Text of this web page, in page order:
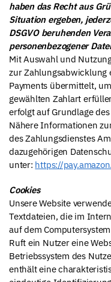
haben das Recht aus
Situation ergeben,
DSGVO beruhenden
personenbezogener
Mit Auswahl und
zur Zahlungsabwicklung
Payments übermittelt,
gewählten Zahlart
erfolgt auf Grundlage
Nähere Informationen
des Zahlungsdienstes
dazugehörigen
unter: https://
Cookies
Unsere Website
Textdateien, die im
auf dem
Ruft ein Nutzer eine
Betriebssystem des
enthält eine